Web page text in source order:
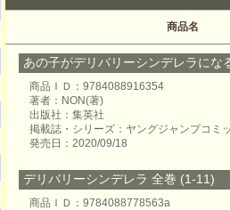
商品名
あの子がデリバリーシンデレラにな
商品ＩＤ：9784088916354
著者：NON(著)
出版社：集英社
掲載誌・シリーズ：ヤングジャンプコミ
発売日：2020/09/18
デリバリーシンデレラ 全巻 (1-11)
商品ＩＤ：9784088778563a